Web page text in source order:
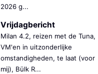
2026 g...
Vrijdagbericht
Milan 4.2, reizen met de Tuna,
VM'en in uitzonderlijke
omstandigheden, te laat (voor
mij), Bülk R...